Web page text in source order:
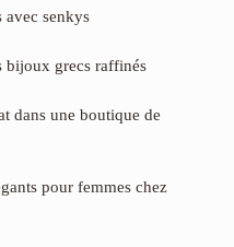
avec senkys
bijoux grecs raffinés
dans une boutique de
pour femmes chez